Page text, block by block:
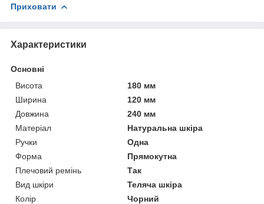
Приховати
Характеристики
Основні
Висота
180 мм
Ширина
120 мм
Довжина
240 мм
Матеріал
Натуральна шкіра
Ручки
Одна
Форма
Прямокутна
Плечовий ремінь
Так
Вид шкіри
Теляча шкіра
Колір
Чорний